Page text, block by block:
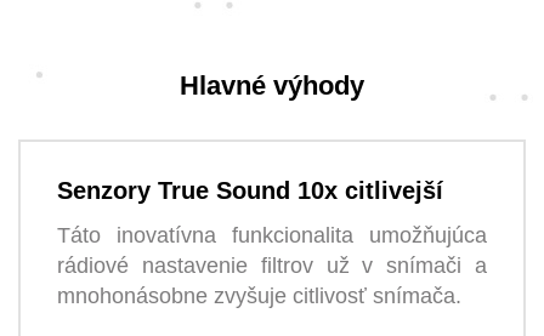
Hlavné výhody
Senzory True Sound 10x citlivejší
Táto inovatívna funkcionalita umožňujúca
rádiové nastavenie filtrov už v snímači a
mnohonásobne zvyšuje citlivosť snímača.